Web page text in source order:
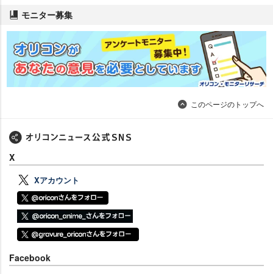
モニター募集
このページのトップへ
X
Xアカウント
Facebook